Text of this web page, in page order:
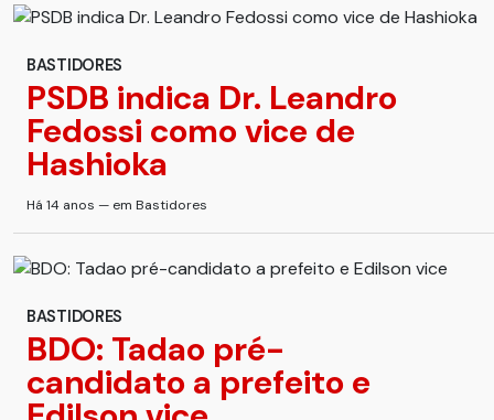
BASTIDORES
PSDB indica Dr. Leandro
Fedossi como vice de
Hashioka
Há 14 anos — em Bastidores
BASTIDORES
BDO: Tadao pré-
candidato a prefeito e